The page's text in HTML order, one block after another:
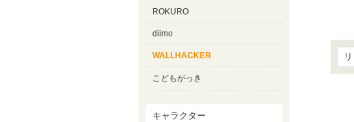
ROKURO
diimo
WALLHACKER
こどもがっき
キャラクター